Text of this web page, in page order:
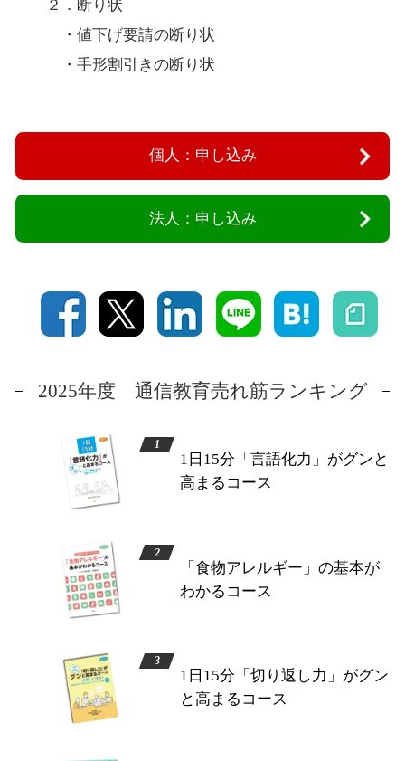
２．断り状
・値下げ要請の断り状
・手形割引きの断り状
個人：申し込み
法人：申し込み
2025年度 通信教育売れ筋ランキング
1日15分「言語化力」がグンと
高まるコース
「食物アレルギー」の基本が
わかるコース
1日15分「切り返し力」がグン
と高まるコース